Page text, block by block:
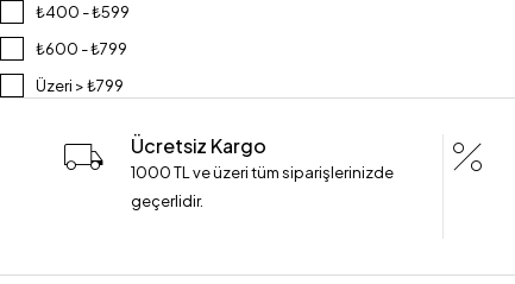
₺400 - ₺599
₺600 - ₺799
Üzeri > ₺799
Ücretsiz Kargo
1000 TL ve üzeri tüm siparişlerinizde
geçerlidir.